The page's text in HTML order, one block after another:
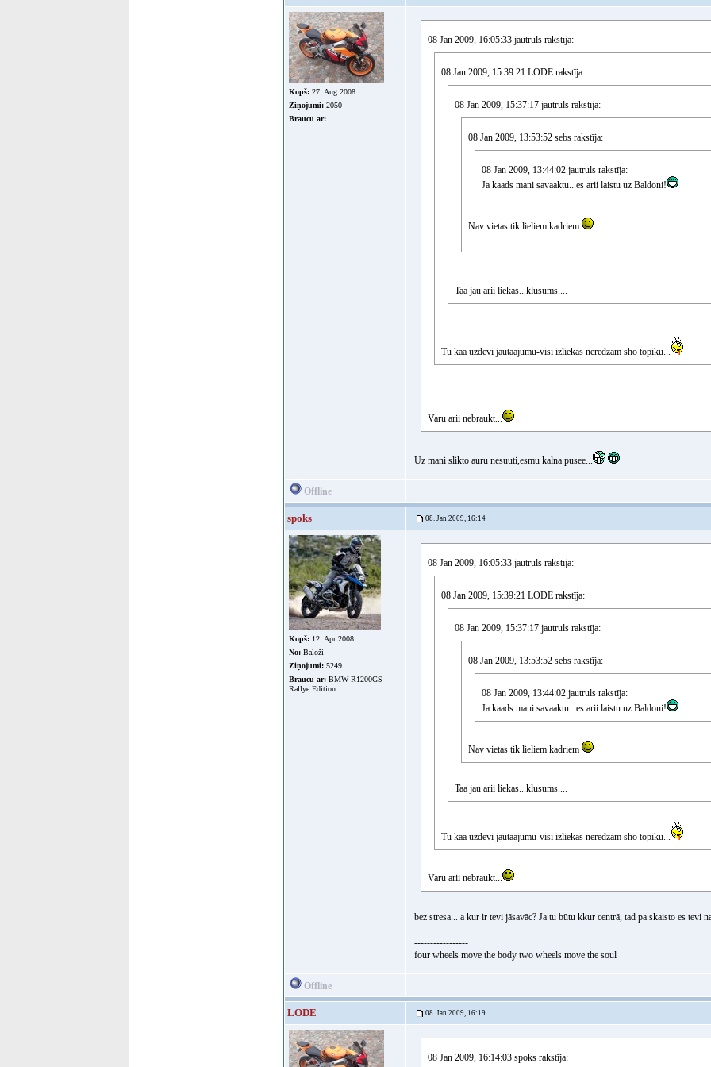
Kopš: 27. Aug 2008
Ziņojumi: 2050
Braucu ar:
08 Jan 2009, 16:05:33 jautruls rakstīja:
08 Jan 2009, 15:39:21 LODE rakstīja:
08 Jan 2009, 15:37:17 jautruls rakstīja:
08 Jan 2009, 13:53:52 sebs rakstīja:
08 Jan 2009, 13:44:02 jautruls rakstīja:
Ja kaads mani savaaktu...es arii laistu uz Baldoni!
Nav vietas tik lieliem kadriem
Taa jau arii liekas...klusums....
Tu kaa uzdevi jautaajumu-visi izliekas neredzam sho topiku...
Varu arii nebraukt...
Uz mani slikto auru nesuuti,esmu kalna pusee...
Offline
spoks 08. Jan 2009, 16:14
Kopš: 12. Apr 2008
No: Baloži
Ziņojumi: 5249
Braucu ar: BMW R1200GS
Rallye Edition
08 Jan 2009, 16:05:33 jautruls rakstīja:
08 Jan 2009, 15:39:21 LODE rakstīja:
08 Jan 2009, 15:37:17 jautruls rakstīja:
08 Jan 2009, 13:53:52 sebs rakstīja:
08 Jan 2009, 13:44:02 jautruls rakstīja:
Ja kaads mani savaaktu...es arii laistu uz Baldoni!
Nav vietas tik lieliem kadriem
Taa jau arii liekas...klusums....
Tu kaa uzdevi jautaajumu-visi izliekas neredzam sho topiku...
Varu arii nebraukt...
bez stresa... a kur ir tevi jāsavāc? Ja tu būtu kkur centrā, tad pa skaisto es tevi
-----------------
four wheels move the body two wheels move the soul
Offline
LODE 08. Jan 2009, 16:19
08 Jan 2009, 16:14:03 spoks rakstīja: